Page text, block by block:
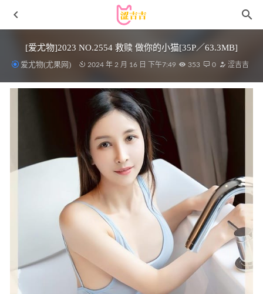
[爱尤物]2023 NO.2554 救赎 做你的小猫[35P／63.3MB]
爱尤物(尤果网) 2024 年 2 月 16 日 下午7:49 353 0 涩吉吉
[微密圈]桃沢樱呀 – 红丝的诱惑 [18P8V-330MB]
AT鲨 – NO.64 不守纪律的风纪委员[51P1V-20MB]
2025-10-
是三不是世w – NO.34 深蓝捆绑[49P-458MB] 2024-11-09
[微密圈]卡通百科老王 – 运动裤里丝怼镜 [16P-75M]
2023-
Uu酱 – 微密圈写真&视频合集【持续更新中】
2023-09-10